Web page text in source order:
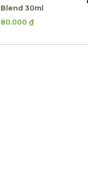
Blend 30ml
80.000 ₫